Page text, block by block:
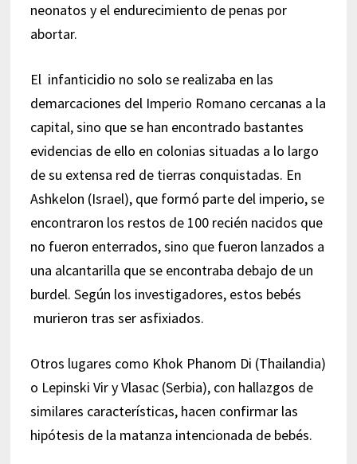
neonatos y el endurecimiento de penas por
abortar.
El infanticidio no solo se realizaba en las
demarcaciones del Imperio Romano cercanas a la
capital, sino que se han encontrado bastantes
evidencias de ello en colonias situadas a lo largo
de su extensa red de tierras conquistadas. En
Ashkelon (Israel), que formó parte del imperio, se
encontraron los restos de 100 recién nacidos que
no fueron enterrados, sino que fueron lanzados a
una alcantarilla que se encontraba debajo de un
burdel. Según los investigadores, estos bebés
murieron tras ser asfixiados.
Otros lugares como Khok Phanom Di (Thailandia)
o Lepinski Vir y Vlasac (Serbia), con hallazgos de
similares características, hacen confirmar las
hipótesis de la matanza intencionada de bebés.